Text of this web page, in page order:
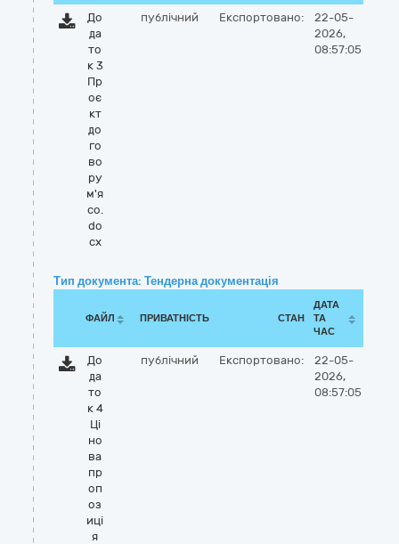
До
да
то
к 3
Пр
оє
кт
до
го
во
ру
м'я
со.
do
cx
публічний Експортовано:
22-05-
2026,
08:57:05
Тип документа: Тендерна документація
ФАЙЛ ПРИВАТНІСТЬ СТАН
ДАТА
ТА
ЧАС
До
да
то
к 4
Ці
но
ва
пр
оп
оз
иці
я
публічний Експортовано:
22-05-
2026,
08:57:05